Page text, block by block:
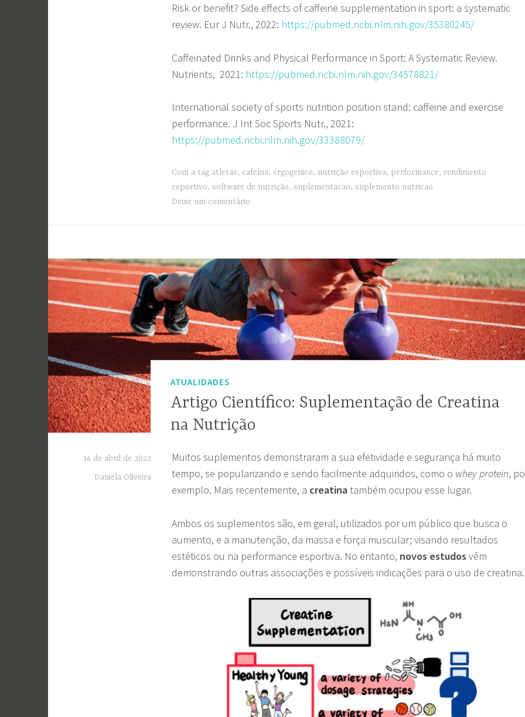
Risk or benefit? Side effects of caffeine supplementation in sport: a systematic
review. Eur J Nutr., 2022: https://pubmed.ncbi.nlm.nih.gov/35380245/
Caffeinated Drinks and Physical Performance in Sport: A Systematic Review.
Nutrients, 2021: https://pubmed.ncbi.nlm.nih.gov/34578821/
International society of sports nutrition position stand: caffeine and exercise
performance. J Int Soc Sports Nutr., 2021:
https://pubmed.ncbi.nlm.nih.gov/33388079/
Com a tag atletas, cafeína, ergogenico, nutrição esportiva, performance, rendimento
esportivo, software de nutrição, suplementacao, suplemento nutricao
Deixe um comentário
ATUALIDADES
Artigo Científico: Suplementação de Creatina
na Nutrição
14 de abril de 2022
Daniela Oliveira
Muitos suplementos demonstraram a sua efetividade e segurança há muito
tempo, se popularizando e sendo facilmente adquiridos, como o whey protein,
exemplo. Mais recentemente, a creatinatambém ocupou esse lugar.
Ambos os suplementos são, em geral, utilizados por um público que busca o
aumento, e a manutenção, da massa e força muscular; visando resultados
estéticos ou na performance esportiva. No entanto, novos estudos vêm
demonstrando outras associações e possíveis indicações para o uso de